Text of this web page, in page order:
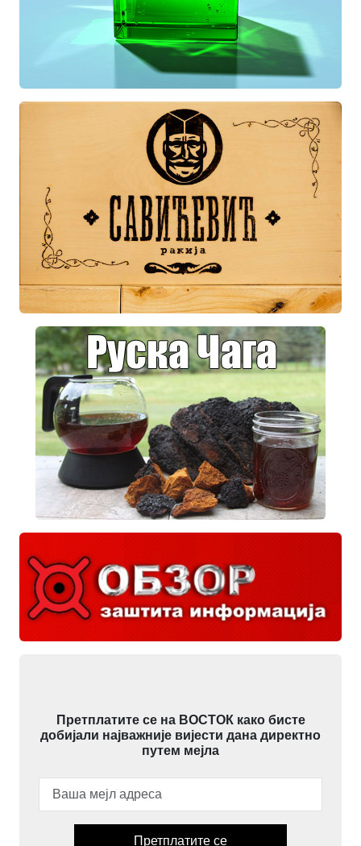
Претплатите се на ВОСТОК како бисте
добијали најважније вијести дана директно
путем мејла
Претплатите се